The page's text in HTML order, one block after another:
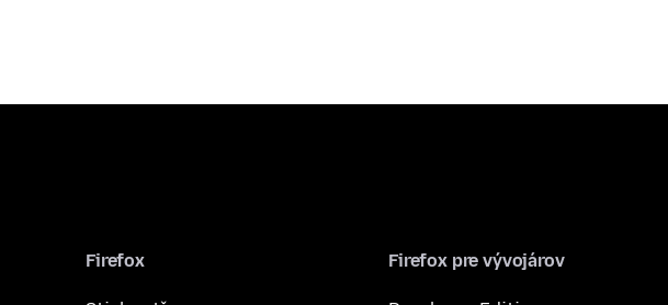
Firefox Firefox pre vývojárov